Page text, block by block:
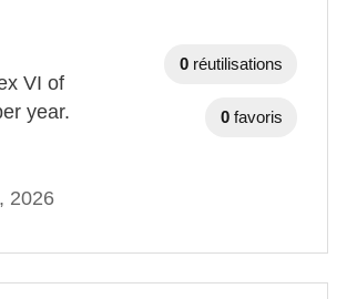
VI of
year.
2026
0 réutilisations
0 favoris